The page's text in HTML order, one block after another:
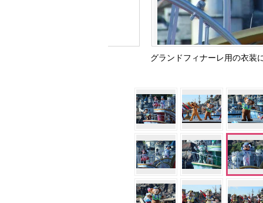
グランドフィナーレ用の衣装